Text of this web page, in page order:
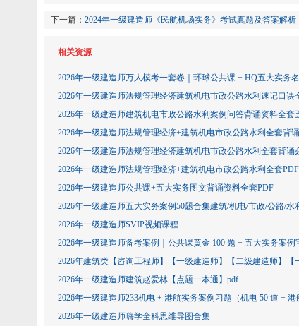
下一篇： 2024年一级建造师《民航机场实务》考试真题及答案解析
相关资源
2026年一级建造师万人模考一套卷｜环球公共课 + HQ五大实务
2026年一级建造师法规管理经济建筑机电市政公路水利速记口诀
2026年一级建造师建筑机电市政公路水利案例问答背诵资料全套
2026年一级建造师法规管理经济+建筑机电市政公路水利全套背
2026年一级建造师法规管理经济建筑机电市政公路水利全套背诵
2026年一级建造师法规管理经济+建筑机电市政公路水利全套PDF
2026年一级建造师公共课+五大实务图文背诵资料全套PDF
2026年一级建造师五大实务案例50题合集建筑/机电/市政/公路/水
2026年一级建造师SVIP视频课程
2026年一级建造师备考案例｜公共课黄金 100 题 + 五大实务案例
2026年建筑类【咨询工程师】【一级建造师】【二级建造师】
2026年一级建造师建筑赵爱林【点题一本通】pdf
2026年一级建造师233机电 + 港航实务案例习题（机电 50 道 + 港
2026年一级建造师嗨学全科思维导图合集